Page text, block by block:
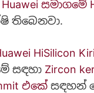
Huawei සමාගමේ
තිබෙනවා.
HiSilicon
සඳහා Zircon
එකේ සඳහන්